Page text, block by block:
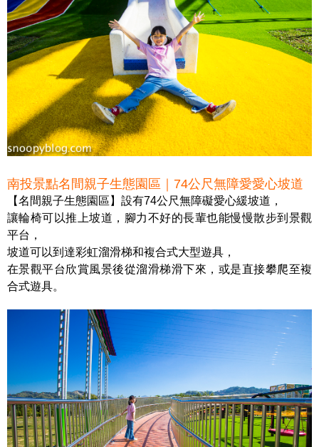
南投景點名間親子生態園區｜74公尺無障愛愛心坡道
【名間親子生態園區】設有74公尺無障礙愛心緩坡道，
讓輪椅可以推上坡道，腳力不好的長輩也能慢慢散步到景觀
平台，
坡道可以到達彩虹溜滑梯和複合式大型遊具，
在景觀平台欣賞風景後從溜滑梯滑下來，或是直接攀爬至複
合式遊具。